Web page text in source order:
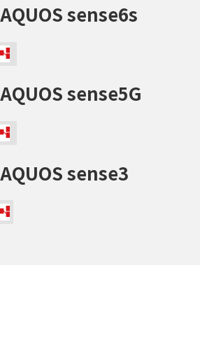
AQUOS sense6s
AQUOS sense5G
AQUOS sense3